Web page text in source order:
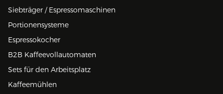
Siebträger / Espressomaschinen
Portionensysteme
Espressokocher
B2B Kaffeevollautomaten
Sets für den Arbeitsplatz
Kaffeemühlen